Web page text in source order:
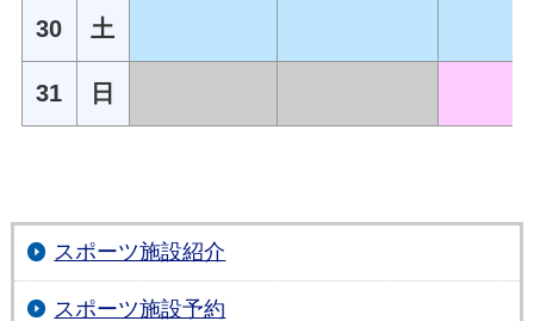
30 土
31 日
スポーツ施設紹介
スポーツ施設予約